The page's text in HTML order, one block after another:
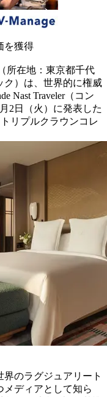
を獲得
（所在地：東京都千代
ク）は、世界的に権威
Nast Traveler（コン
2日（火）に発表した
リプルクラウンコレ
界のラグジュアリート
メディアとして知ら